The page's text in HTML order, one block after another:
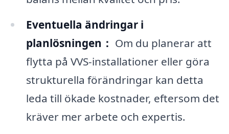
Eventuella ändringar i
planlösningen： Om du planerar att
flytta på VVS-installationer eller göra
strukturella förändringar kan detta
leda till ökade kostnader, eftersom det
kräver mer arbete och expertis.